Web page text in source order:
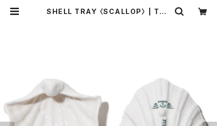
SHELL TRAY 〈SCALLOP〉 | THE